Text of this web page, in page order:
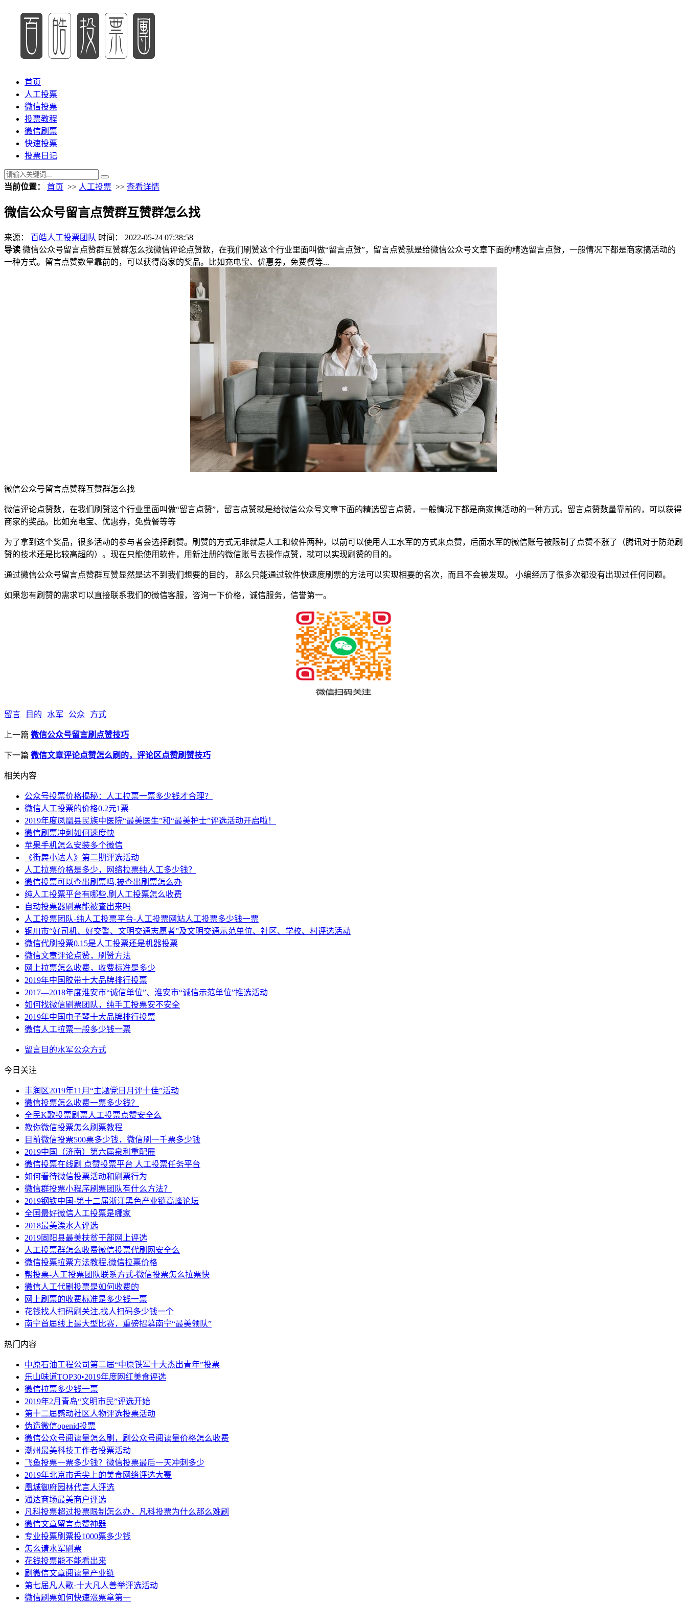
首页
人工投票
微信投票
投票教程
微信刷票
快速投票
投票日记
当前位置： 首页 >> 人工投票 >> 查看详情
微信公众号留言点赞群互赞群怎么找
来源： 百皓人工投票团队 时间： 2022-05-24 07:38:58
导读 微信公众号留言点赞群互赞群怎么找微信评论点赞数，在我们刷赞这个行业里面叫做“留言点赞”，留言点赞就是给微信公众号文章下面的精选留言点赞，一般情况下都是商家搞活动的
一种方式。留言点赞数量靠前的，可以获得商家的奖品。比如充电宝、优惠券，免费餐等...
微信公众号留言点赞群互赞群怎么找
微信评论点赞数，在我们刷赞这个行业里面叫做“留言点赞”，留言点赞就是给微信公众号文章下面的精选留言点赞，一般情况下都是商家搞活动的一种方式。留言点赞数量靠前的，可以获得
商家的奖品。比如充电宝、优惠券，免费餐等等
为了拿到这个奖品，很多活动的参与者会选择刷赞。刷赞的方式无非就是人工和软件两种，以前可以使用人工水军的方式来点赞，后面水军的微信账号被限制了点赞不涨了（腾讯对于防范刷
赞的技术还是比较高超的）。现在只能使用软件，用新注册的微信账号去操作点赞，就可以实现刷赞的目的。
通过微信公众号留言点赞群互赞显然是达不到我们想要的目的， 那么只能通过软件快速度刷票的方法可以实现相要的名次，而且不会被发现。 小编经历了很多次都没有出现过任何问题。
如果您有刷赞的需求可以直接联系我们的微信客服，咨询一下价格，诚信服务，信誉第一。
留言 目的 水军 公众 方式
上一篇 微信公众号留言刷点赞技巧
下一篇 微信文章评论点赞怎么刷的，评论区点赞刷赞技巧
相关内容
公众号投票价格揭秘：人工拉票一票多少钱才合理？
微信人工投票的价格0.2元1票
2019年度凤凰县民族中医院“最美医生”和“最美护士”评选活动开启啦！
微信刷票冲刺如何速度快
苹果手机怎么安装多个微信
《街舞小达人》第二期评选活动
人工拉票价格是多少，网络拉票纯人工多少钱？
微信投票可以查出刷票吗,被查出刷票怎么办
纯人工投票平台有哪些,刷人工投票怎么收费
自动投票器刷票能被查出来吗
人工投票团队-纯人工投票平台-人工投票网站人工投票多少钱一票
铜川市“好司机、好交警、文明交通志愿者”及文明交通示范单位、社区、学校、村评选活动
微信代刷投票0.15是人工投票还是机器投票
微信文章评论点赞，刷赞方法
网上拉票怎么收费，收费标准是多少
2019年中国胶带十大品牌排行投票
2017—2018年度淮安市“诚信单位”、淮安市“诚信示范单位”推选活动
如何找微信刷票团队，纯手工投票安不安全
2019年中国电子琴十大品牌排行投票
微信人工拉票一般多少钱一票
留言目的水军公众方式
今日关注
丰润区2019年11月“主题党日月评十佳”活动
微信投票怎么收费一票多少钱？
全民K歌投票刷票人工投票点赞安全么
教你微信投票怎么刷票教程
目前微信投票500票多少钱，微信刷一千票多少钱
2019中国（济南）第六届泉利重配展
微信投票在线刷 点赞投票平台 人工投票任务平台
如何看待微信投票活动和刷票行为
微信群投票小程序刷票团队有什么方法？
2019钢铁中国·第十二届浙江黑色产业链高峰论坛
全国最好微信人工投票是哪家
2018最美溧水人评选
2019固阳县最美扶贫干部网上评选
人工投票群怎么收费微信投票代刷网安全么
微信投票拉票方法教程,微信拉票价格
帮投票-人工投票团队联系方式-微信投票怎么拉票快
微信人工代刷投票是如何收费的
网上刷票的收费标准是多少钱一票
花钱找人扫码刷关注,找人扫码多少钱一个
南宁首届线上最大型比赛，重磅招募南宁“最美领队”
热门内容
中原石油工程公司第二届“中原铁军十大杰出青年”投票
乐山味道TOP30•2019年度网红美食评选
微信拉票多少钱一票
2019年2月青岛“文明市民”评选开始
第十二届感动社区人物评选投票活动
伪造微信openid投票
微信公众号阅读量怎么刷，刷公众号阅读量价格怎么收费
潮州最美科技工作者投票活动
飞鱼投票一票多少钱？微信投票最后一天冲刺多少
2019年北京市舌尖上的美食网络评选大赛
凰城御府园林代言人评选
通达商场最美商户评选
凡科投票超过投票限制怎么办，凡科投票为什么那么难刷
微信文章留言点赞神器
专业投票刷票投1000票多少钱
怎么请水军刷票
花钱投票能不能看出来
刷微信文章阅读量产业链
第七届凡人歌·十大凡人善举评选活动
微信刷票如何快速涨票拿第一